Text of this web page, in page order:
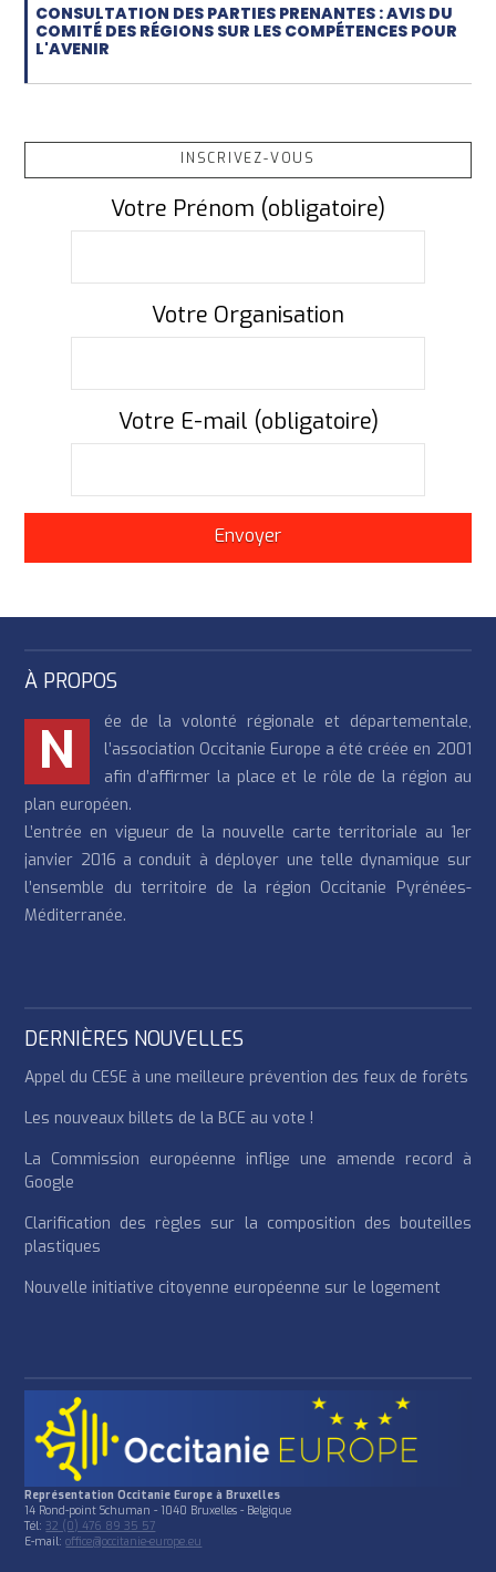
CONSULTATION DES PARTIES PRENANTES : AVIS DU
COMITÉ DES RÉGIONS SUR LES COMPÉTENCES POUR
L'AVENIR
INSCRIVEZ-VOUS
Votre Prénom (obligatoire)
Votre Organisation
Votre E-mail (obligatoire)
À PROPOS
N
ée de la volonté régionale et départementale,
l’association Occitanie Europe a été créée en 2001
afin d’affirmer la place et le rôle de la région au
plan européen.
L’entrée en vigueur de la nouvelle carte territoriale au 1er
janvier 2016 a conduit à déployer une telle dynamique sur
l’ensemble du territoire de la région Occitanie Pyrénées-
Méditerranée.
DERNIÈRES NOUVELLES
Appel du CESE à une meilleure prévention des feux de forêts
Les nouveaux billets de la BCE au vote !
La Commission européenne inflige une amende record à
Google
Clarification des règles sur la composition des bouteilles
plastiques
Nouvelle initiative citoyenne européenne sur le logement
Représentation Occitanie Europe à Bruxelles
14 Rond-point Schuman - 1040 Bruxelles - Belgique
Tél:32 (0) 476 89 35 57
E-mail:office@occitanie-europe.eu